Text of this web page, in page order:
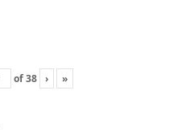
of38 › »